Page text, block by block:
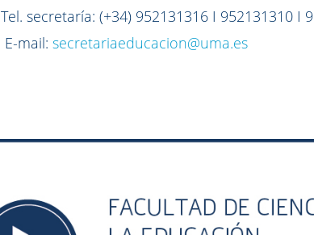
Tel. secretaría: (+34) 952131316 I 952131310 I
E-mail:secretariaeducacion@uma.es